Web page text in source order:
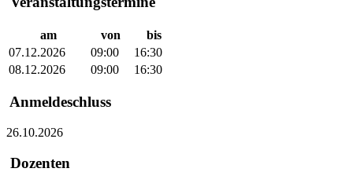
am von
bis
07.12.2026
09:00
16:30
08.12.2026
09:00 16:30
Anmeldeschluss
26.10.2026
Dozenten